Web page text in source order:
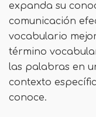
expanda su
comunicación
vocabulario
término
las palabras en
contexto
conoce.